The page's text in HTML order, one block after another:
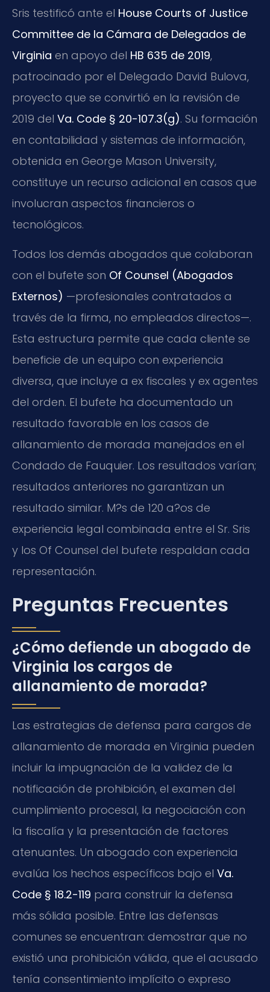
Sris testificó ante el House Courts of Justice
Committee de la Cámara de Delegados de
Virginia en apoyo del HB 635 de 2019,
patrocinado por el Delegado David Bulova,
proyecto que se convirtió en la revisión de
2019 del Va. Code § 20-107.3(g). Su formación
en contabilidad y sistemas de información,
obtenida en George Mason University,
constituye un recurso adicional en casos que
involucran aspectos financieros o
tecnológicos.
Todos los demás abogados que colaboran
con el bufete son Of Counsel (Abogados
Externos) —profesionales contratados a
través de la firma, no empleados directos—.
Esta estructura permite que cada cliente se
beneficie de un equipo con experiencia
diversa, que incluye a ex fiscales y ex agentes
del orden. El bufete ha documentado un
resultado favorable en los casos de
allanamiento de morada manejados en el
Condado de Fauquier. Los resultados varían;
resultados anteriores no garantizan un
resultado similar. M?s de 120 a?os de
experiencia legal combinada entre el Sr. Sris
y los Of Counsel del bufete respaldan cada
representación.
Preguntas Frecuentes
¿Cómo defiende un abogado de
Virginia los cargos de
allanamiento de morada?
Las estrategias de defensa para cargos de
allanamiento de morada en Virginia pueden
incluir la impugnación de la validez de la
notificación de prohibición, el examen del
cumplimiento procesal, la negociación con
la fiscalía y la presentación de factores
atenuantes. Un abogado con experiencia
evalúa los hechos específicos bajo el Va.
Code § 18.2-119 para construir la defensa
más sólida posible. Entre las defensas
comunes se encuentran: demostrar que no
existió una prohibición válida, que el acusado
tenía consentimiento implícito o expreso